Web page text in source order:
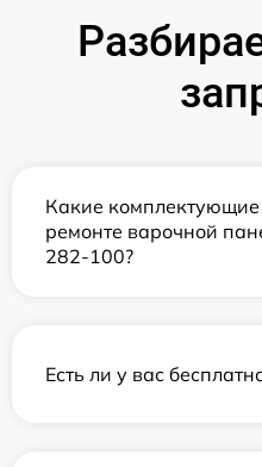
Какие
ремонте варочной
282-100?
Есть ли у вас